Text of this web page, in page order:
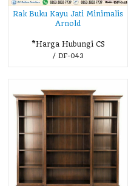
Rak Buku Kayu Jati Minimalis
Arnold
*Harga Hubungi CS
/ DF-043